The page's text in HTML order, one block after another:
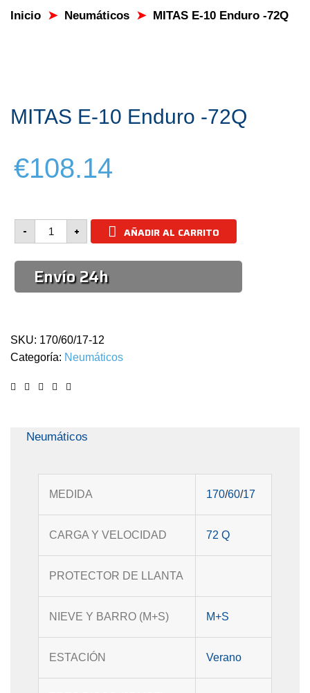
Inicio ➤ Neumáticos ➤ MITAS E-10 Enduro -72Q
MITAS E-10 Enduro -72Q
€108.14
-
MITAS
10
Enduro
-72Q
cantidad
+ AÑADIR AL CARRITO
Envío 24h
SKU: 170/60/17-12
Categoría: Neumáticos
Neumáticos
MEDIDA 170/60/17
CARGA Y VELOCIDAD 72 Q
PROTECTOR DE LLANTA
NIEVE Y BARRO (M+S) M+S
ESTACIÓN Verano